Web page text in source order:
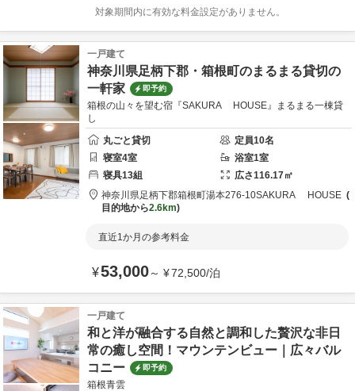
対象期間内に有効な料金設定がありません。
一戸建て
神奈川県足柄下郡・箱根町のまるまる貸切の
一軒家
即予約
箱根の山々を望む宿『SAKURA HOUSE』まるまる一棟貸
し
丸ごと貸切
定員10名
寝室4室 浴室1室
寝具13組 広さ116.17㎡
神奈川県足柄下郡箱根町湯本276-10SAKURA HOUSE
目的地から2.6km
直近1か月の参考料金
¥53,000～ ¥72,500/泊
一戸建て
和と洋が融合する自然と調和した贅沢な非日
常の癒し空間！マウンテンビュー｜広々バル
コニー
即予約
箱根青雲